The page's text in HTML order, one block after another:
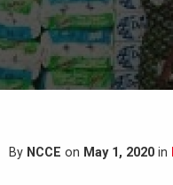
By NCCE on May 1, 2020 in